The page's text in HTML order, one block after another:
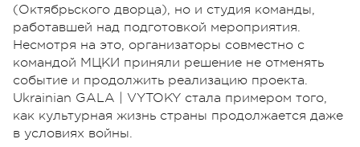
(Октябрьского дворца), но и студия команды,
работавшей над подготовкой мероприятия.
Несмотря на это, организаторы совместно с
командой МЦКИ приняли решение не отменять
событие и продолжить реализацию проекта.
Ukrainian GALA | VYTOKY стала примером того,
как культурная жизнь страны продолжается даже
в условиях войны.